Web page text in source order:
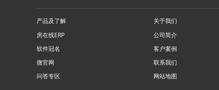
产品及了解
房在线ERP
软件冠名
微官网
问答专区
关于我们
公司简介
客户案例
联系我们
网站地图